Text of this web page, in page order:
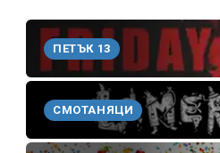
ПЕТЪК 13
СМОТАНЯЦИ